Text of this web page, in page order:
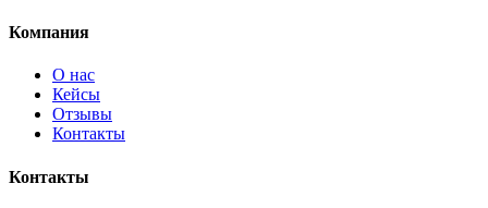
Компания
О нас
Кейсы
Отзывы
Контакты
Контакты